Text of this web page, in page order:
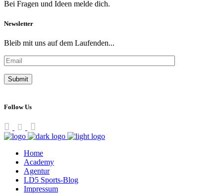
Bei Fragen und Ideen melde dich.
Newsletter
Bleib mit uns auf dem Laufenden...
Follow Us
Home
Academy
Agentur
LD5 Sports-Blog
Impressum